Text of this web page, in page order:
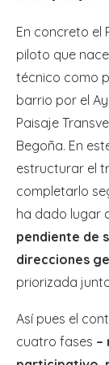
En concreto el
piloto que
técnico como
barrio por el
Paisaje
Begoña. En
estructurar el
completarlo
ha dado lugar
pendiente de
direcciones
priorizada
Así pues el
cuatro fases –